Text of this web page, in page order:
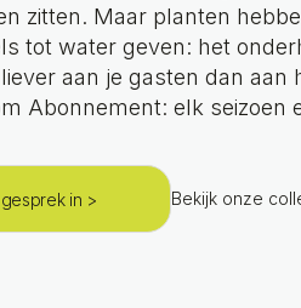
zitten. Maar planten
tot water geven: het
aan je gasten dan aan
Abonnement: elk seizoen
in > Bekijk onze